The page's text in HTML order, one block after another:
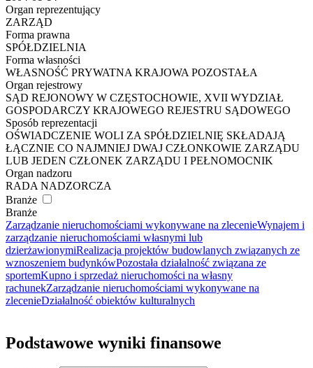
Organ reprezentujący
ZARZĄD
Forma prawna
SPÓŁDZIELNIA
Forma własności
WŁASNOŚĆ PRYWATNA KRAJOWA POZOSTAŁA
Organ rejestrowy
SĄD REJONOWY W CZĘSTOCHOWIE, XVII WYDZIAŁ
GOSPODARCZY KRAJOWEGO REJESTRU SĄDOWEGO
Sposób reprezentacji
OŚWIADCZENIE WOLI ZA SPÓŁDZIELNIĘ SKŁADAJĄ
ŁĄCZNIE CO NAJMNIEJ DWAJ CZŁONKOWIE ZARZĄDU
LUB JEDEN CZŁONEK ZARZĄDU I PEŁNOMOCNIK
Organ nadzoru
RADA NADZORCZA
Branże
Branże
Zarządzanie nieruchomościami wykonywane na zlecenieWynajem i
zarządzanie nieruchomościami własnymi lub
dzierżawionymiRealizacja projektów budowlanych związanych ze
wznoszeniem budynkówPozostała działalność związana ze
sportemKupno i sprzedaż nieruchomości na własny
rachunekZarządzanie nieruchomościami wykonywane na
zlecenieDziałalność obiektów kulturalnych
Podstawowe wyniki finansowe